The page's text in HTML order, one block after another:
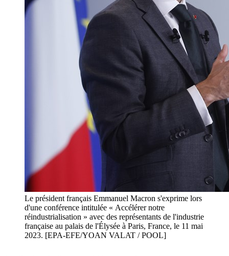
Le président français Emmanuel Macron s'exprime lors
d'une conférence intitulée « Accélérer notre
réindustrialisation » avec des représentants de l'industrie
française au palais de l'Élysée à Paris, France, le 11 mai
2023. [EPA-EFE/YOAN VALAT / POOL]